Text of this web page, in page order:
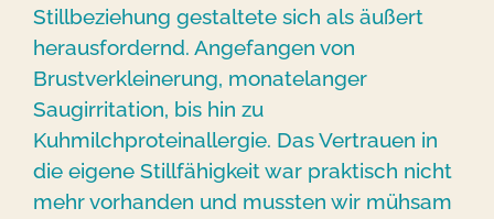
Stillbeziehung gestaltete sich als äußert
herausfordernd. Angefangen von
Brustverkleinerung, monatelanger
Saugirritation, bis hin zu
Kuhmilchproteinallergie. Das Vertrauen in
die eigene Stillfähigkeit war praktisch nicht
mehr vorhanden und mussten wir mühsam